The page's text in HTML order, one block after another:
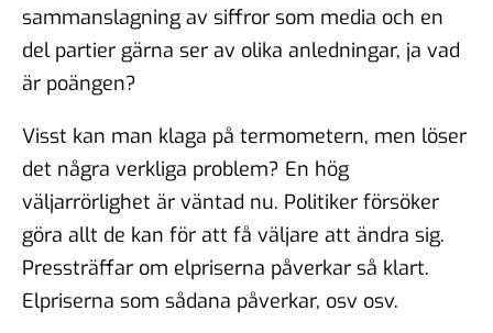
sammanslagning av siffror som media och en
del partier gärna ser av olika anledningar, ja vad
är poängen?
Visst kan man klaga på termometern, men löser
det några verkliga problem? En hög
väljarrörlighet är väntad nu. Politiker försöker
göra allt de kan för att få väljare att ändra sig.
Pressträffar om elpriserna påverkar så klart.
Elpriserna som sådana påverkar, osv osv.